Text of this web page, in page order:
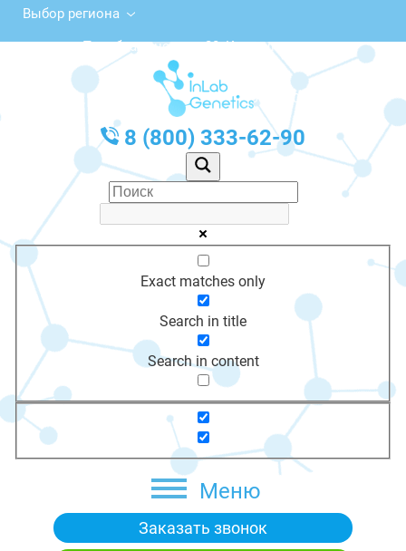
Выбор региона
ул. Преображенского, 20, Кириллов
с 10:00 до 20:00
График работы: Пн-Пт с 10:00 до 20:00
8 (800) 333-62-90
Exact matches only
Search in title
Search in content
Меню
Заказать звонок